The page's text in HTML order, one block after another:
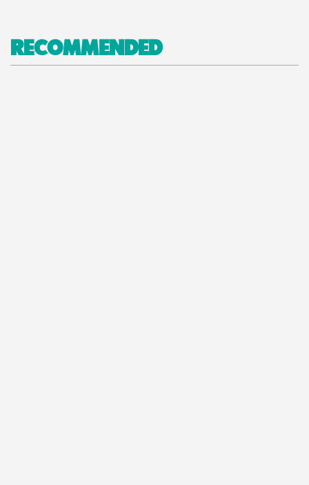
RECOMMENDED